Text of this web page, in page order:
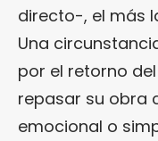
directo-, el más
Una
por el retorno
repasar su obra
emocional o